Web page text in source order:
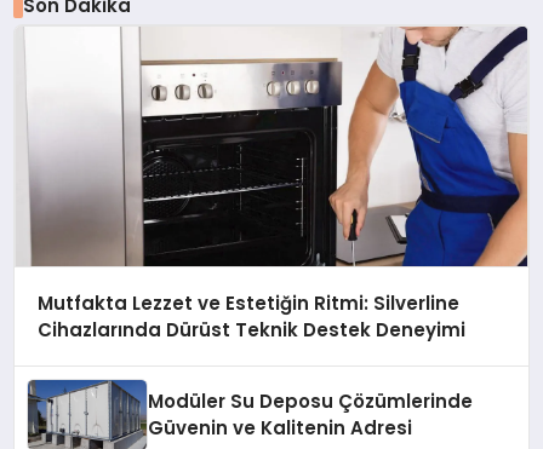
Son Dakika
Mutfakta Lezzet ve Estetiğin Ritmi: Silverline
Cihazlarında Dürüst Teknik Destek Deneyimi
Modüler Su Deposu Çözümlerinde
Güvenin ve Kalitenin Adresi